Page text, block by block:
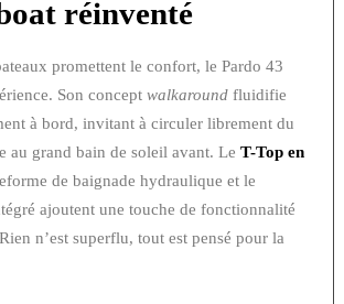
réinventé
promettent le confort, le Pardo 43
Son concept walkaround fluidifie
à bord, invitant à circuler librement du
au grand bain de soleil avant. Le T-Top en
de baignade hydraulique et le
ajoutent une touche de fonctionnalité
n’est superflu, tout est pensé pour la